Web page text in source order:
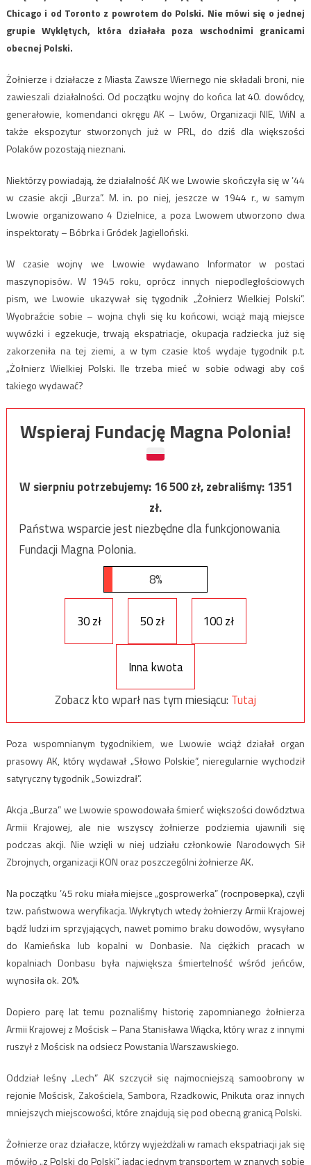
Chicago i od Toronto z powrotem do Polski. Nie mówi się o jednej
grupie Wyklętych, która działała poza wschodnimi granicami
obecnej Polski.
Żołnierze i działacze z Miasta Zawsze Wiernego nie składali broni, nie
zawieszali działalności. Od początku wojny do końca lat 40. dowódcy,
generałowie, komendanci okręgu AK – Lwów, Organizacji NIE, WiN a
także ekspozytur stworzonych już w PRL, do dziś dla większości
Polaków pozostają nieznani.
Niektórzy powiadają, że działalność AK we Lwowie skończyła się w ’44
w czasie akcji „Burza”. M. in. po niej, jeszcze w 1944 r., w samym
Lwowie organizowano 4 Dzielnice, a poza Lwowem utworzono dwa
inspektoraty – Bóbrka i Gródek Jagielloński.
W czasie wojny we Lwowie wydawano Informator w postaci
maszynopisów. W 1945 roku, oprócz innych niepodległościowych
pism, we Lwowie ukazywał się tygodnik „Żołnierz Wielkiej Polski”.
Wyobraźcie sobie – wojna chyli się ku końcowi, wciąż mają miejsce
wywózki i egzekucje, trwają ekspatriacje, okupacja radziecka już się
zakorzeniła na tej ziemi, a w tym czasie ktoś wydaje tygodnik p.t.
„Żołnierz Wielkiej Polski. Ile trzeba mieć w sobie odwagi aby coś
takiego wydawać?
Wspieraj Fundację Magna Polonia!
W sierpniu potrzebujemy:16 500zł, zebraliśmy:1351
zł.
Państwa wsparcie jest niezbędne dla funkcjonowania
Fundacji Magna Polonia.
8%
30 zł 50 zł 100 zł
Inna kwota
Zobacz kto wparł nas tym miesiącu: Tutaj
Poza wspomnianym tygodnikiem, we Lwowie wciąż działał organ
prasowy AK, który wydawał „Słowo Polskie”, nieregularnie wychodził
satyryczny tygodnik „Sowizdrał”.
Akcja „Burza” we Lwowie spowodowała śmierć większości dowództwa
Armii Krajowej, ale nie wszyscy żołnierze podziemia ujawnili się
podczas akcji. Nie wzięli w niej udziału członkowie Narodowych Sił
Zbrojnych, organizacji KON oraz poszczególni żołnierze AK.
Na początku ’45 roku miała miejsce „gosprowerka” (госпроверка), czyli
tzw. państwowa weryfikacja. Wykrytych wtedy żołnierzy Armii Krajowej
bądź ludzi im sprzyjających, nawet pomimo braku dowodów, wysyłano
do Kamieńska lub kopalni w Donbasie. Na ciężkich pracach w
kopalniach Donbasu była największa śmiertelność wśród jeńców,
wynosiła ok. 20%.
Dopiero parę lat temu poznaliśmy historię zapomnianego żołnierza
Armii Krajowej z Mościsk – Pana Stanisława Wiącka, który wraz z innymi
ruszył z Mościsk na odsiecz Powstania Warszawskiego.
Oddział leśny „Lech” AK szczycił się najmocniejszą samoobrony w
rejonie Mościsk, Zakościela, Sambora, Rzadkowic, Pnikuta oraz innych
mniejszych miejscowości, które znajdują się pod obecną granicą Polski.
Żołnierze oraz działacze, którzy wyjeżdżali w ramach ekspatriacji jak się
mówiło „z Polski do Polski”, jadąc jednym transportem w znanych sobie